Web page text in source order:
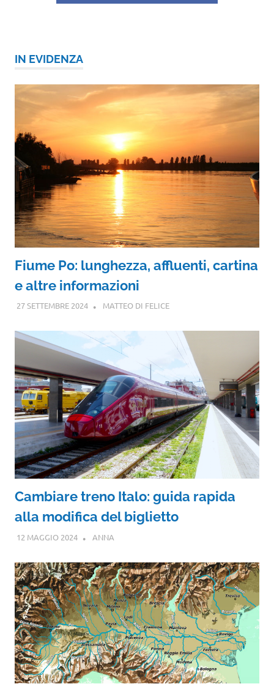
IN EVIDENZA
Fiume Po: lunghezza, affluenti, cartina
e altre informazioni
27 SETTEMBRE 2024 MATTEO DI FELICE
Cambiare treno Italo: guida rapida
alla modifica del biglietto
12 MAGGIO 2024 ANNA